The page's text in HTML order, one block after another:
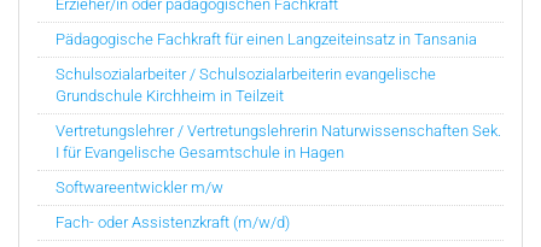
Erzieher/in oder pädagogischen Fachkraft
Pädagogische Fachkraft für einen Langzeiteinsatz in Tansania
Schulsozialarbeiter / Schulsozialarbeiterin evangelische
Grundschule Kirchheim in Teilzeit
Vertretungslehrer / Vertretungslehrerin Naturwissenschaften Sek.
I für Evangelische Gesamtschule in Hagen
Softwareentwickler m/w
Fach- oder Assistenzkraft (m/w/d)